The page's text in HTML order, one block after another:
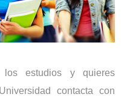
estudios y quieres
contacta con